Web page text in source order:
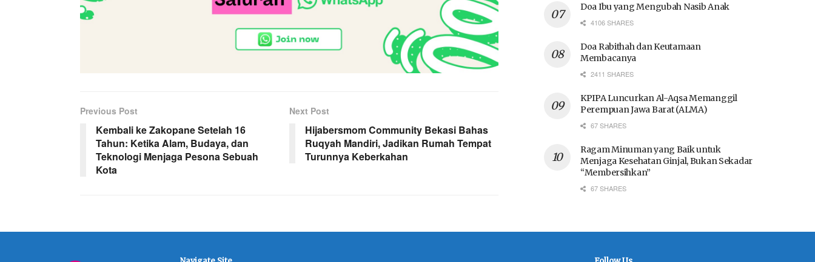
Previous Post
Kembali ke Zakopane Setelah 16
Tahun: Ketika Alam, Budaya, dan
Teknologi Menjaga Pesona Sebuah
Kota
Next Post
Hijabersmom Community Bekasi Bahas
Ruqyah Mandiri, Jadikan Rumah Tempat
Turunnya Keberkahan
Doa Ibu yang Mengubah Nasib Anak
4106 SHARES
Doa Rabithah dan Keutamaan
Membacanya
2411 SHARES
KPIPA Luncurkan Al-Aqsa Memanggil
Perempuan Jawa Barat (ALMA)
67 SHARES
Ragam Minuman yang Baik untuk
Menjaga Kesehatan Ginjal, Bukan Sekadar
“Membersihkan”
67 SHARES